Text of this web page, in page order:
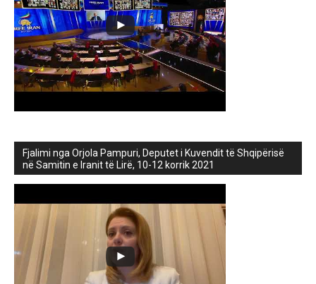
Fjalimi nga Orjola Pampuri, Deputet i Kuvendit të Shqipërisë
në Samitin e Iranit të Lirë, 10-12 korrik 2021